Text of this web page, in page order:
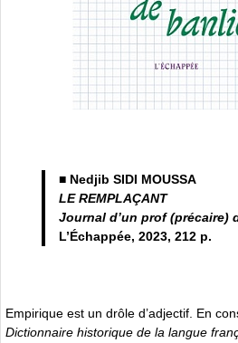
■ Nedjib SIDI MOUSSA
LE REMPLAÇANT
Journal d’un prof (précaire)
L’Échappée, 2023, 212 p.
Empirique est un drôle d’adjectif. En
Dictionnaire historique de la langue